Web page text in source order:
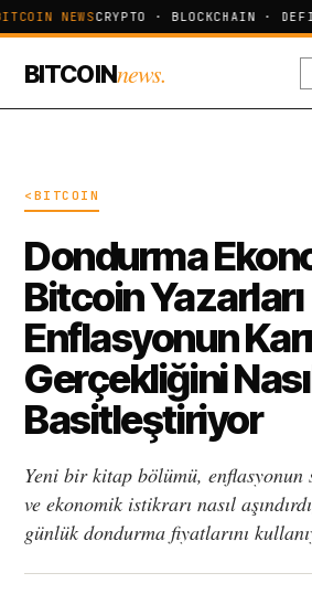
NEWSCRYPTO · BLOCKCHAIN ·
BITCOINnews.
<BITCOIN
Dondurma
Bitcoin Yazarları
Enflasyonun
Gerçekliğini
Basitleştiriyor
Yeni bir kitap bölümü, enflasyonun
ve ekonomik istikrarı nasıl
günlük dondurma fiyatlarını